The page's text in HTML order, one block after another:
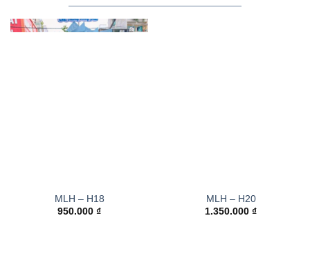
MLH – H18
950.000 ₫
MLH – H20
1.350.000 ₫